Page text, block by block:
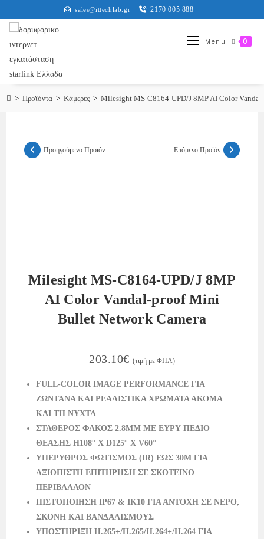
sales@ittechlab.gr 2170 005 888
0
Menu
> Προϊόντα > Κάμερες > Milesight MS-C8164-UPD/J 8MP AI Color
Προηγούμενο Προϊόν Επόμενο Προϊόν
Milesight MS-C8164-UPD/J 8MP
AI Color Vandal-proof Mini
Bullet Network Camera
203.10€ (τιμή με ΦΠΑ)
FULL-COLOR IMAGE PERFORMANCE ΓΙΑ
ΖΩΝΤΑΝΑ ΚΑΙ ΡΕΑΛΙΣΤΙΚΑ ΧΡΩΜΑΤΑ ΑΚΟΜΑ
ΚΑΙ ΤΗ ΝΥΧΤΑ
ΣΤΑΘΕΡΟΣ ΦΑΚΟΣ 2.8MM ΜΕ ΕΥΡΥ ΠΕΔΙΟ
ΘΕΑΣΗΣ H108° X D125° X V60°
ΥΠΕΡΥΘΡΟΣ ΦΩΤΙΣΜΟΣ (IR) ΕΩΣ 30M ΓΙΑ
ΑΞΙΟΠΙΣΤΗ ΕΠΙΤΗΡΗΣΗ ΣΕ ΣΚΟΤΕΙΝΟ
ΠΕΡΙΒΑΛΛΟΝ
ΠΙΣΤΟΠΟΙΗΣΗ IP67 & IK10 ΓΙΑ ΑΝΤΟΧΗ ΣΕ ΝΕΡΟ,
ΣΚΟΝΗ ΚΑΙ ΒΑΝΔΑΛΙΣΜΟΥΣ
ΥΠΟΣΤΗΡΙΞΗ H.265+/H.265/H.264+/H.264 ΓΙΑ